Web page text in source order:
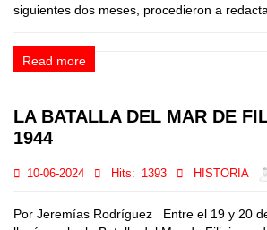
siguientes dos meses, procedieron a
Read more
LA BATALLA DEL MAR DE
1944
10-06-2024 Hits: 1393 HISTORIA
Por Jeremías Rodríguez Entre el 19 y 20